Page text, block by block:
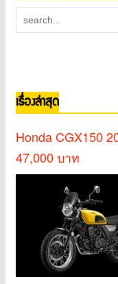
เรื่องล่าสุด
Honda CGX150
47,000 บาท